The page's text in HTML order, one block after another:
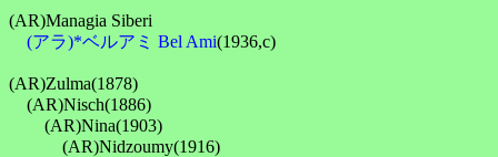
(AR)Managia Siberi
(アラ)*ベルアミ Bel Ami(1936,c)
(AR)Zulma(1878)
(AR)Nisch(1886)
(AR)Nina(1903)
(AR)Nidzoumy(1916)